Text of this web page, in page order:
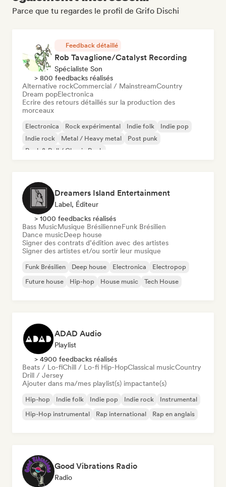
Parce que tu regardes le profil de Grifo Dischi
Feedback détaillé
Rob Tavaglione/Catalyst Recording
Spécialiste Son
> 800 feedbacks réalisés
Alternative rockCommercial / MainstreamCountry
Dream popElectronica
Ecrire des retours détaillés sur la production des
morceaux
Electronica Rock expérimental Indie folk
Indie pop
Indie rock
Metal / Heavy metal
Post punk
Rock & Roll / Classic Rock
Dreamers Island Entertainment
Label, Éditeur
> 1000 feedbacks réalisés
Bass MusicMusique BrésilienneFunk Brésilien
Dance musicDeep house
Signer des contrats d’édition avec des artistes
Signer des artistes et/ou sortir leur musique
Funk Brésilien Deep house Electronica
Electropop
Future house
Hip-hop House music Tech House
ADAD Audio
Playlist
> 4900 feedbacks réalisés
Beats / Lo-fiChill / Lo-fi Hip-HopClassical musicCountry
Drill / Jersey
Ajouter dans ma/mes playlist(s) impactante(s)
Hip-hop Indie folk Indie pop Indie rock
Instrumental
Hip-Hop instrumental
Rap international Rap en anglais
Good Vibrations Radio
Radio